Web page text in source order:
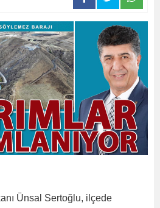
Ünsal Sertoğlu, ilçede